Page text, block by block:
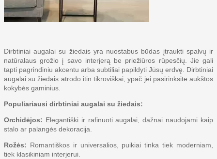
Dirbtiniai augalai su žiedais yra nuostabus būdas įtraukti spalvų ir
natūralaus grožio į savo interjerą be priežiūros rūpesčių. Jie gali
tapti pagrindiniu akcentu arba subtiliai papildyti Jūsų erdvę. Dirbtiniai
augalai su žiedais atrodo itin tikroviškai, ypač jei pasirinksite aukštos
kokybės gaminius.
Populiariausi dirbtiniai augalai su žiedais:
Orchidėjos: Elegantiški ir rafinuoti augalai, dažnai naudojami kaip
stalo ar palangės dekoracija.
Rožės: Romantiškos ir universalios, puikiai tinka tiek moderniam,
tiek klasikiniam interjerui.